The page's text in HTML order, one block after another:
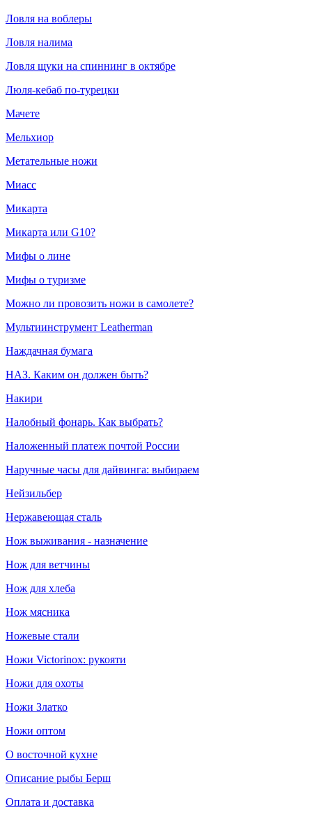
Ловля на воблеры
Ловля налима
Ловля щуки на спиннинг в октябре
Люля-кебаб по-турецки
Мачете
Мельхиор
Метательные ножи
Миасс
Микарта
Микарта или G10?
Мифы о лине
Мифы о туризме
Можно ли провозить ножи в самолете?
Мультиинструмент Leatherman
Наждачная бумага
НАЗ. Каким он должен быть?
Накири
Налобный фонарь. Как выбрать?
Наложенный платеж почтой России
Наручные часы для дайвинга: выбираем
Нейзильбер
Нержавеющая сталь
Нож выживания - назначение
Нож для ветчины
Нож для хлеба
Нож мясника
Ножевые стали
Ножи Victorinox: рукояти
Ножи для охоты
Ножи Златко
Ножи оптом
О восточной кухне
Описание рыбы Берш
Оплата и доставка